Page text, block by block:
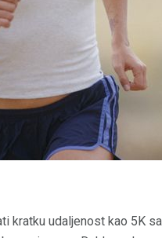
kratku udaljenost kao 5K